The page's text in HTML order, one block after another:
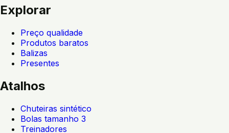
Explorar
Preço qualidade
Produtos baratos
Balizas
Presentes
Atalhos
Chuteiras sintético
Bolas tamanho 3
Treinadores